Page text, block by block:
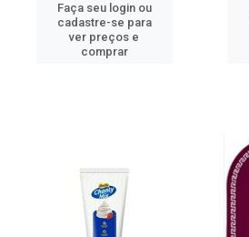
Faça seu login ou
cadastre-se para
ver preços e
comprar